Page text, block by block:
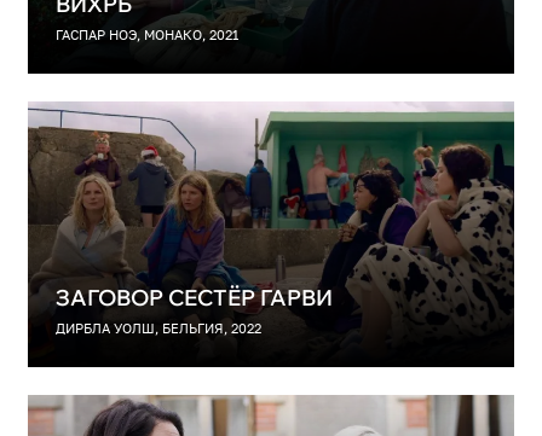
ГАСПАР НОЭ, МОНАКО, 2021
ЗАГОВОР СЕСТЁР ГАРВИ
ДИРБЛА УОЛШ, БЕЛЬГИЯ, 2022